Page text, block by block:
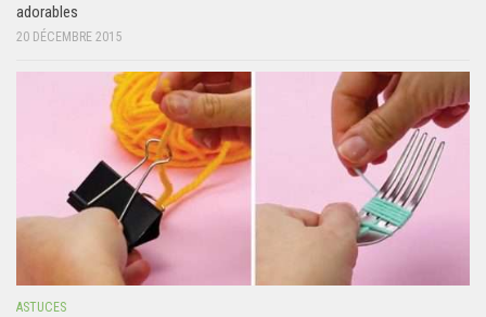
adorables
20 DÉCEMBRE 2015
ASTUCES